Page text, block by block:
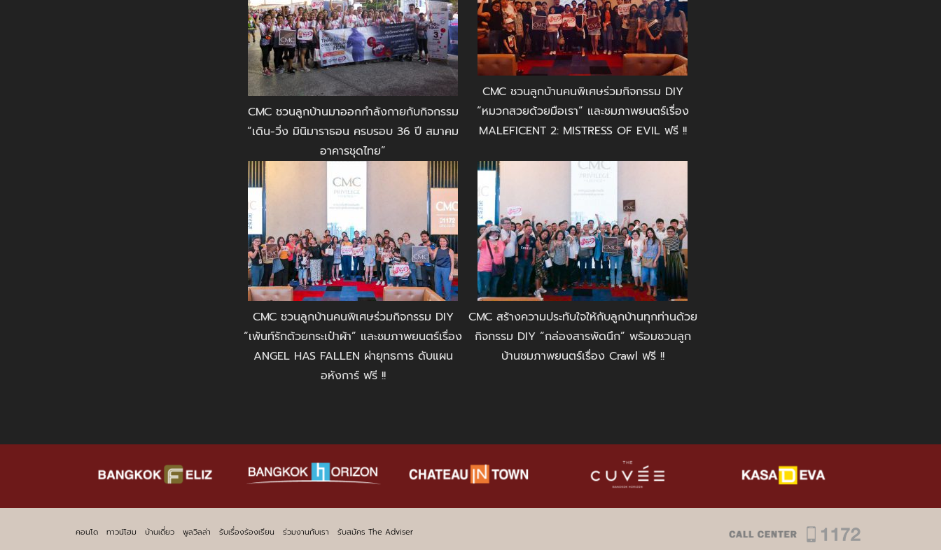
CMC ชวนลูกบ้านมาออกกำลังกายกับกิจกรรม
“เดิน-วิ่ง มินิมาราธอน ครบรอบ 36 ปี สมาคม
อาคารชุดไทย”
CMC ชวนลูกบ้านคนพิเศษร่วมกิจกรรม DIY
“หมวกสวยด้วยมือเรา” และชมภาพยนตร์เรื่อง
MALEFICENT 2: MISTRESS OF EVIL ฟรี !!
CMC ชวนลูกบ้านคนพิเศษร่วมกิจกรรม DIY
“เพ้นท์รักด้วยกระเป๋าผ้า” และชมภาพยนตร์เรื่อง
ANGEL HAS FALLEN ผ่ายุทธการ ดับแผน
อหังการ์ ฟรี !!
CMC สร้างความประทับใจให้กับลูกบ้านทุกท่านด้วย
กิจกรรม DIY “กล่องสารพัดนึก” พร้อมชวนลูก
บ้านชมภาพยนตร์เรื่อง Crawl ฟรี !!
คอนโด ทาวน์โฮม บ้านเดี่ยว พูลวิลล่า รับเรื่องร้องเรียน ร่วมงานกับเรา รับสมัคร The Adviser